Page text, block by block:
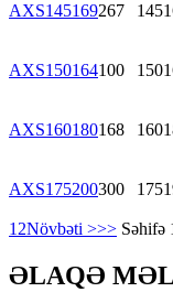
AXS145169267 145
AXS150164100 150
AXS160180168 160
AXS175200300 175
1 2Növbəti >>> Səhifə
ƏLAQƏ